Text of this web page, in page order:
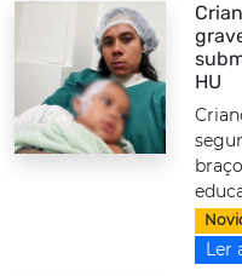
HU
Ler